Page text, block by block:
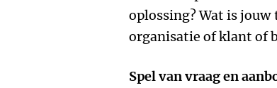
oplossing? Wat is jouw
organisatie of klant of
Spel van vraag en